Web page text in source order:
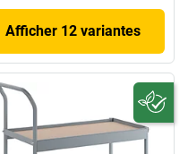
Afficher 12 variantes